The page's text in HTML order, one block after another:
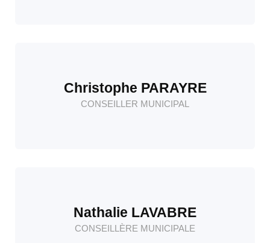
Christophe PARAYRE
CONSEILLER MUNICIPAL
Nathalie LAVABRE
CONSEILLÈRE MUNICIPALE